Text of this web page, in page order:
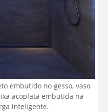
embutido no gesso, vaso
acoplata embutida na
inteligente.